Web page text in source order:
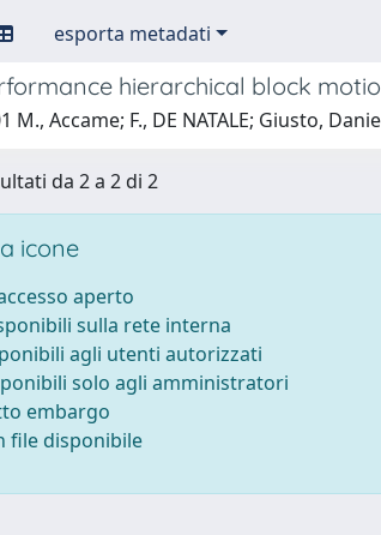
esporta metadati
hierarchical block
M., Accame; F., DE NATALE; Giusto,
da 2 a 2 di 2
icone
aperto
sulla rete interna
agli utenti autorizzati
solo agli amministratori
embargo
file disponibile